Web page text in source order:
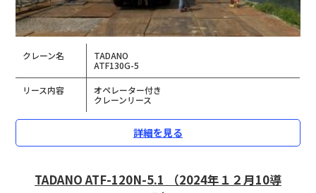
クレーン名
TADANO
ATF130G-5
リース内容
オペレーター付き
クレーンリース
詳細を見る
TADANO ATF-120N-5.1 （2024年１２月10導